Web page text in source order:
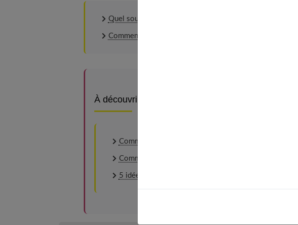
Quel soutien-gorge pour avoir un joli décolleté ?
Comment bien choisir son soutien-gorge de sport ?
À découvrir aussi
Comment s’habiller quand on a une morphologie en 8 ?
Comment bien s’habiller avec un petit budget ?
5 idées pour votre look de printemps